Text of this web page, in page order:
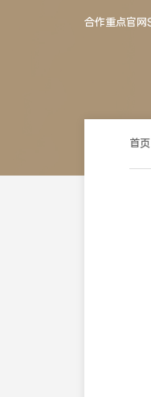
合作重点官网
首页